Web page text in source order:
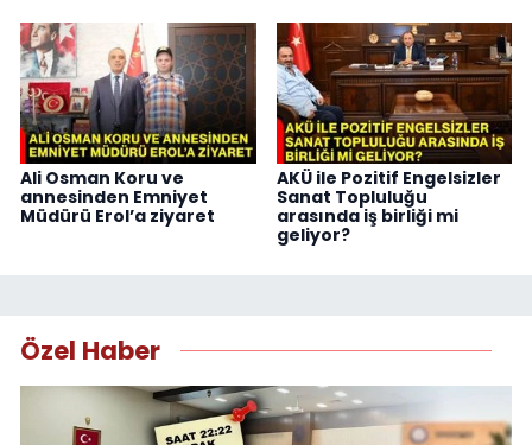
Ali Osman Koru ve
annesinden Emniyet
Müdürü Erol’a ziyaret
AKÜ ile Pozitif Engelsizler
Sanat Topluluğu
arasında iş birliği mi
geliyor?
Özel Haber